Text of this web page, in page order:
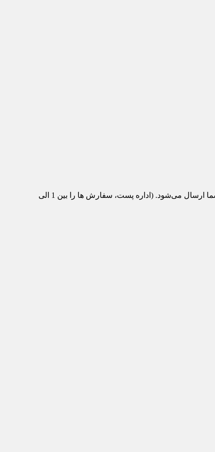
پس از تکمیل سفارش و پرداخت، محصول مورد نظر از انبار ماشین‌تیک به اداره پست منتقل می‌شود و با پست سفارشی برای شما ارسال می‌شود. (اداره پست، سفارش ها را بین 1 الی